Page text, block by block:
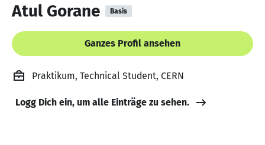
Atul Gorane Basis
Ganzes Profil ansehen
Praktikum, Technical Student, CERN
Logg Dich ein, um alle Einträge zu sehen.